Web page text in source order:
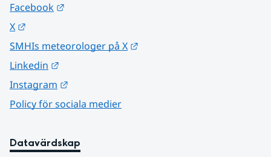
Facebook
X
SMHIs meteorologer på X
Linkedin
Instagram
Policy för sociala medier
Datavärdskap